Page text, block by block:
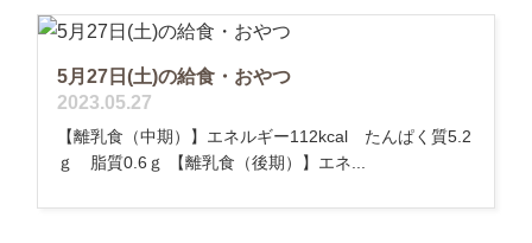
5月27日(土)の給食・おやつ
2023.05.27
【離乳食（中期）】エネルギー112kcal たんぱく質5.2
ｇ 脂質0.6ｇ 【離乳食（後期）】エネ...